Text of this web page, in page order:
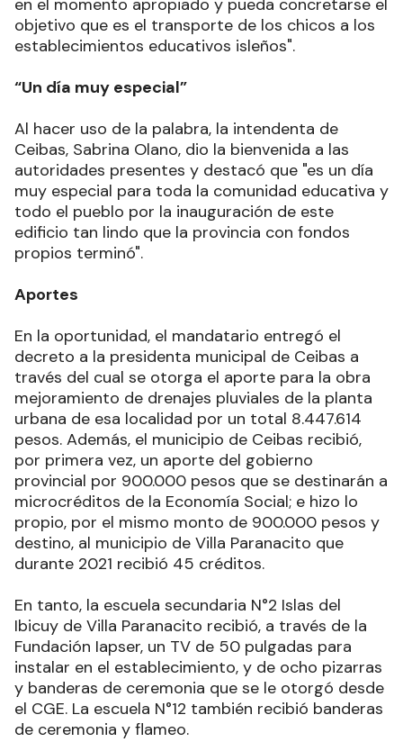
en el momento apropiado y pueda concretarse el
objetivo que es el transporte de los chicos a los
establecimientos educativos isleños".
“Un día muy especial”
Al hacer uso de la palabra, la intendenta de
Ceibas, Sabrina Olano, dio la bienvenida a las
autoridades presentes y destacó que "es un día
muy especial para toda la comunidad educativa y
todo el pueblo por la inauguración de este
edificio tan lindo que la provincia con fondos
propios terminó".
Aportes
En la oportunidad, el mandatario entregó el
decreto a la presidenta municipal de Ceibas a
través del cual se otorga el aporte para la obra
mejoramiento de drenajes pluviales de la planta
urbana de esa localidad por un total 8.447.614
pesos. Además, el municipio de Ceibas recibió,
por primera vez, un aporte del gobierno
provincial por 900.000 pesos que se destinarán a
microcréditos de la Economía Social; e hizo lo
propio, por el mismo monto de 900.000 pesos y
destino, al municipio de Villa Paranacito que
durante 2021 recibió 45 créditos.
En tanto, la escuela secundaria N°2 Islas del
Ibicuy de Villa Paranacito recibió, a través de la
Fundación Iapser, un TV de 50 pulgadas para
instalar en el establecimiento, y de ocho pizarras
y banderas de ceremonia que se le otorgó desde
el CGE. La escuela N°12 también recibió banderas
de ceremonia y flameo.